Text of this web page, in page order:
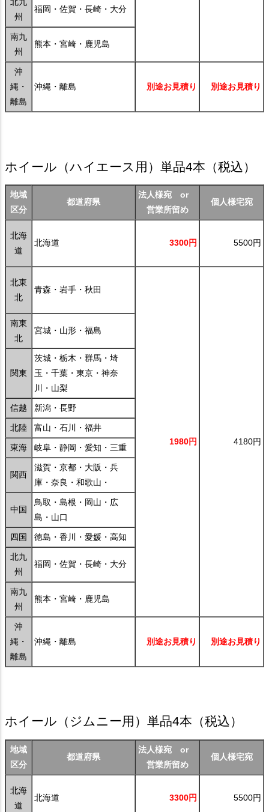
州
福岡・佐賀・長崎・大分
南九
州
熊本・宮崎・鹿児島
沖
縄・
離島
沖縄・離島 別途お見積り 別途お見積り
ホイール（ハイエース用）単品4本 （税込）
地域
区分
都道府県
法人様宛 or
営業所留め
個人様宅宛
北海
道
北海道 3300円 5500円
北東
北
青森・岩手・秋田
1980円 4180円
南東
北
宮城・山形・福島
関東
茨城・栃木・群馬・埼
玉・千葉・東京・神奈
川・山梨
信越 新潟・長野
北陸 富山・石川・福井
東海 岐阜・静岡・愛知・三重
関西
滋賀・京都・大阪・兵
庫・奈良・和歌山・
中国
鳥取・島根・岡山・広
島・山口
四国 徳島・香川・愛媛・高知
北九
州
福岡・佐賀・長崎・大分
南九
州
熊本・宮崎・鹿児島
沖
縄・
離島
沖縄・離島 別途お見積り 別途お見積り
ホイール（ジムニー用）単品4本 （税込）
地域
区分
都道府県
法人様宛 or
営業所留め
個人様宅宛
北海
道
北海道 3300円 5500円